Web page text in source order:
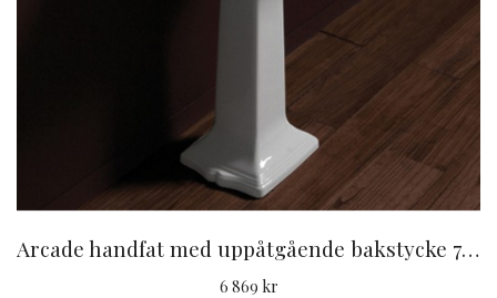
Arcade handfat med uppåtgående bakstycke 73 cm
6 869 kr